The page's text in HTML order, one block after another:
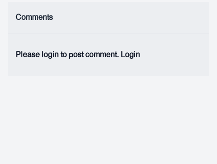
Comments
Please login to post comment. Login